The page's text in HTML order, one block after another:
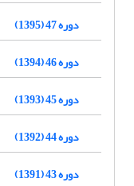
دوره 47 (1395)
دوره 46 (1394)
دوره 45 (1393)
دوره 44 (1392)
دوره 43 (1391)